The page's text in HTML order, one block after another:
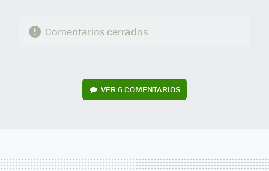
Comentarios cerrados
VER6 COMENTARIOS